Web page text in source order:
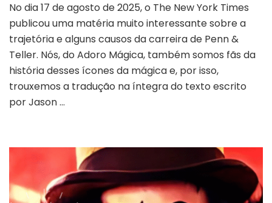
QUE
O
NEW
YORK
TIMES
REVELOU
SOBRE
PENN
TELLER
No dia 17 de agosto de 2025, o The New York Times
publicou uma matéria muito interessante sobre a
trajetória e alguns causos da carreira de Penn &
Teller. Nós, do Adoro Mágica, também somos fãs da
história desses ícones da mágica e, por isso,
trouxemos a tradução na íntegra do texto escrito
por Jason …